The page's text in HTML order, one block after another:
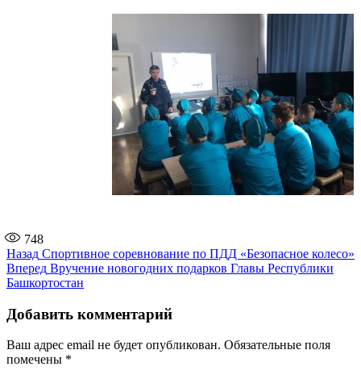
748
Навигация
по
Назад Предыдущая
запись:
Спортивное соревнование по ПДД «Безопасное колесо»
Вперед Следующая
запись:
Вручение новогодних подарков Главы Республики
Башкортостан
Добавить комментарий
Ваш адрес email не будет опубликован. Обязательные поля
помечены *